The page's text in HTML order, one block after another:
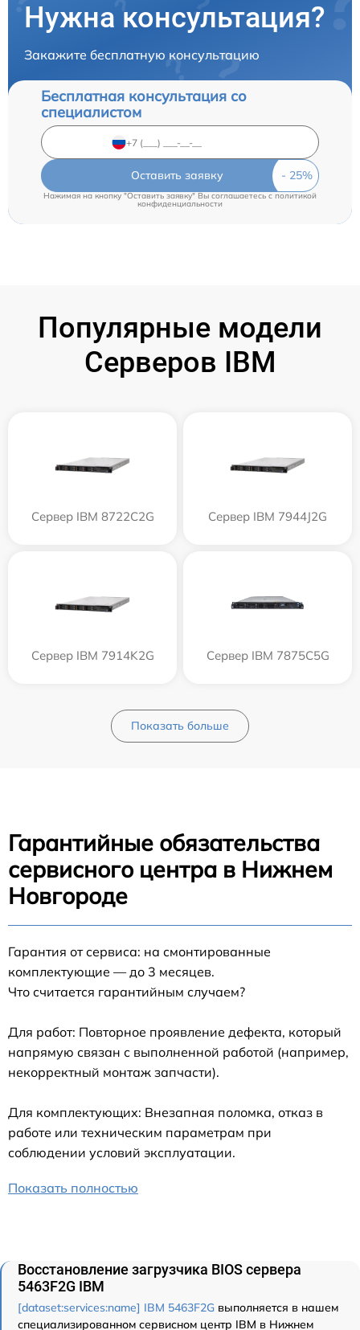
Нужна консультация?
Закажите бесплатную консультацию
Бесплатная консультация со
специалистом
Оставить заявку
Нажимая на кнопку "Оставить заявку" Вы соглашаетесь c политикой
конфиденциальности
Популярные модели
Серверов IBM
Сервер IBM 8722C2G Сервер IBM 7944J2G
Сервер IBM 7914K2G Сервер IBM 7875C5G
Показать больше
Гарантийные обязательства
сервисного центра в Нижнем
Новгороде
Гарантия от сервиса: на смонтированные
комплектующие — до 3 месяцев.
Что считается гарантийным случаем?
Для работ: Повторное проявление дефекта, который
напрямую связан с выполненной работой (например,
некорректный монтаж запчасти).
Для комплектующих: Внезапная поломка, отказ в
работе или техническим параметрам при
соблюдении условий эксплуатации.
Показать полностью
Восстановление загрузчика BIOS сервера
5463F2G IBM
[dataset:services:name] IBM 5463F2G выполняется в нашем
специализированном сервисном центр IBM в Нижнем